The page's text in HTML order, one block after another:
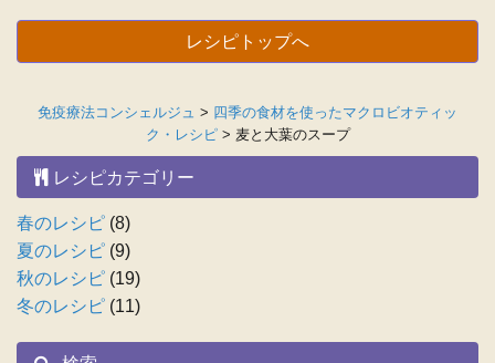
レシピトップへ
免疫療法コンシェルジュ > 四季の食材を使ったマクロビオティッ
ク・レシピ> 麦と大葉のスープ
レシピカテゴリー
春のレシピ (8)
夏のレシピ (9)
秋のレシピ (19)
冬のレシピ (11)